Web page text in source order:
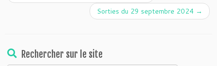
Sorties du 29 septembre 2024 →
Rechercher sur le site